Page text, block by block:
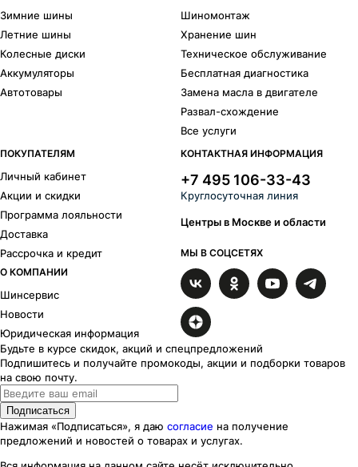
Зимние шины
Летние шины
Колесные диски
Аккумуляторы
Автотовары
Шиномонтаж
Хранение шин
Техническое обслуживание
Бесплатная диагностика
Замена масла в двигателе
Развал-схождение
Все услуги
ПОКУПАТЕЛЯМ
Личный кабинет
Акции и скидки
Программа лояльности
Доставка
Рассрочка и кредит
О КОМПАНИИ
Шинсервис
Новости
Юридическая информация
КОНТАКТНАЯ ИНФОРМАЦИЯ
+7 495 106-33-43
Круглосуточная линия
Центры в Москве и области
МЫ В СОЦСЕТЯХ
Будьте в курсе скидок, акций и спецпредложений
Подпишитесь и получайте промокоды, акции и подборки товаров
на свою почту.
Подписаться
Нажимая «Подписаться», я даю согласие на получение
предложений и новостей о товарах и услугах.